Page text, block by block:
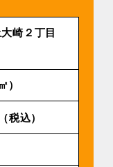
崎２丁⽬
）
（税込）